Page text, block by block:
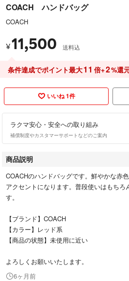
COACH ハンドバッグ
COACH
¥11,500 送料込
条件達成でポイント最大11 倍+2%還
いいね 1件
ラクマ安心・安全への取り組み
補償制度やカスタマーサポートなどのご案内
商品説明
COACHのハンドバッグです。鮮やかな赤
アクセントになります。普段使いはもち
す。
【ブランド】COACH
【カラー】レッド系
【商品の状態】未使用に近い
よろしくお願いいたします。
6ヶ月前